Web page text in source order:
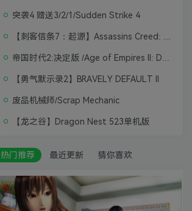
突袭4 赠送3/2/1/Sudden Strike 4
【勇气默示录2】BRAVELY DEFAULT II
废品机械师/Scrap Mechanic
【龙之谷】Dragon Nest 523单机版
热门推荐 最近更新 猜你喜欢